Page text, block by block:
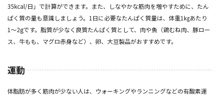
35kcal/日」で計算ができます。また、しなやかな筋肉を増やすために、たん
ぱく質の量も意識しましょう。1日に必要なたんぱく質量は、体重1㎏あたり
1〜2gです。脂質が少なく良質たんぱく質として、肉や魚（鶏むね肉、豚ロー
ス、牛もも、マグロ赤身など）、卵、大豆製品がおすすめです。
運動
体脂肪が多く筋肉が少ない人は、ウォーキングやランニングなどの有酸素運